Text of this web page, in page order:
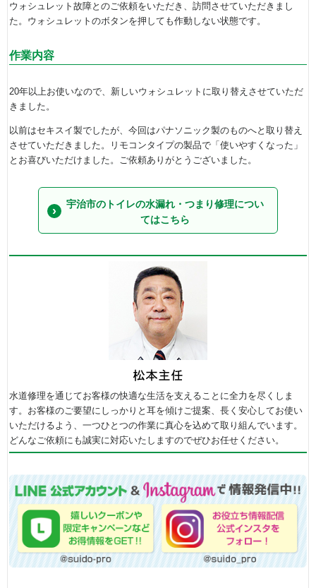
ウォシュレット故障とのご依頼をいただき、訪問させていただきまし
た。ウォシュレットのボタンを押しても作動しない状態です。
作業内容
20年以上お使いなので、新しいウォシュレットに取り替えさせていただ
きました。
以前はセキスイ製でしたが、今回はパナソニック製のものへと取り替え
させていただきました。リモコンタイプの製品で「使いやすくなった」
とお喜びいただけました。ご依頼ありがとうございました。
宇治市のトイレの水漏れ・つまり修理につい
てはこちら
水道修理を通じてお客様の快適な生活を支えることに全力を尽くしま
す。お客様のご要望にしっかりと耳を傾けご提案、長く安心してお使い
いただけるよう、一つひとつの作業に真心を込めて取り組んでいます。
どんなご依頼にも誠実に対応いたしますのでぜひお任せください。